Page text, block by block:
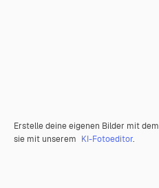
Erstelle deine eigenen Bilder mit dem
sie mit unserem KI-Fotoeditor.